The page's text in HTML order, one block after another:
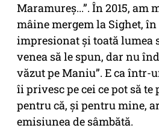
Maramureș...”. În 2015, am
mâine mergem la Sighet,
impresionat și toată lumea
venea să le spun, dar nu
văzut pe Maniu”. E ca într-
îi privesc pe cei ce pot să te
pentru că, și pentru mine,
emisiunea de sâmbătă.